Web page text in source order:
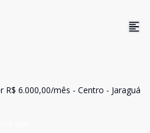
R$ 6.000,00/mês - Centro - Jaraguá